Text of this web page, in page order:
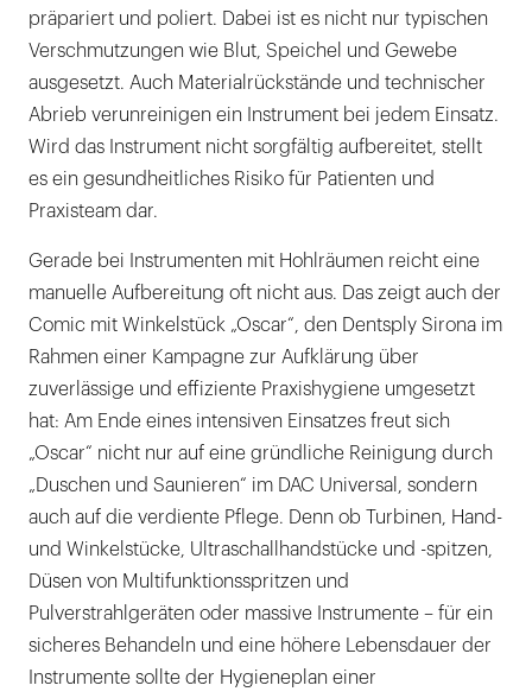
präpariert und poliert. Dabei ist es nicht nur typischen
Verschmutzungen wie Blut, Speichel und Gewebe
ausgesetzt. Auch Materialrückstände und technischer
Abrieb verunreinigen ein Instrument bei jedem Einsatz.
Wird das Instrument nicht sorgfältig aufbereitet, stellt
es ein gesundheitliches Risiko für Patienten und
Praxisteam dar.
Gerade bei Instrumenten mit Hohlräumen reicht eine
manuelle Aufbereitung oft nicht aus. Das zeigt auch der
Comic mit Winkelstück „Oscar“, den Dentsply Sirona im
Rahmen einer Kampagne zur Aufklärung über
zuverlässige und effiziente Praxishygiene umgesetzt
hat: Am Ende eines intensiven Einsatzes freut sich
„Oscar“ nicht nur auf eine gründliche Reinigung durch
„Duschen und Saunieren“ im DAC Universal, sondern
auch auf die verdiente Pflege. Denn ob Turbinen, Hand-
und Winkelstücke, Ultraschallhandstücke und -spitzen,
Düsen von Multifunktionsspritzen und
Pulverstrahlgeräten oder massive Instrumente – für ein
sicheres Behandeln und eine höhere Lebensdauer der
Instrumente sollte der Hygieneplan einer